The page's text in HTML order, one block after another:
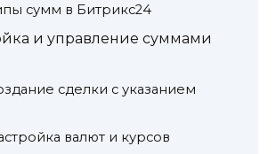
сумм в Битрикс24
и управление суммами
сделки с указанием
валют и курсов